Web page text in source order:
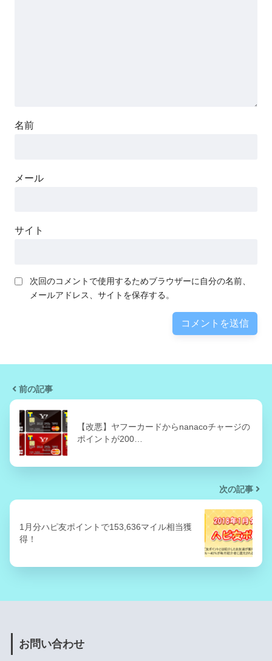
名前
メール
サイト
次回のコメントで使用するためブラウザーに自分の名前、
メールアドレス、サイトを保存する。
前の記事
【改悪】ヤフーカードからnanacoチャージの
ポイントが200…
次の記事
1月分ハピ友ポイントで153,636マイル相当獲
得！
お問い合わせ